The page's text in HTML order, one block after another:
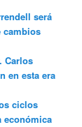
será
cambios
Carlos
en esta era
ciclos
económica